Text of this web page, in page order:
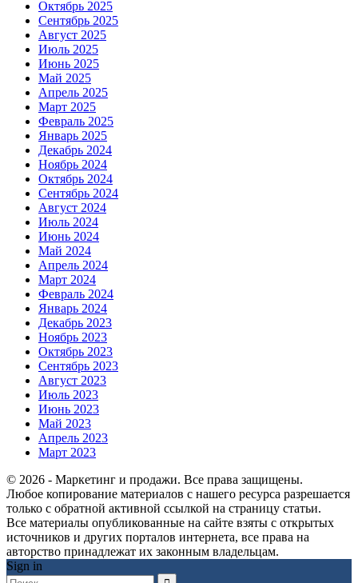
Октябрь 2025
Сентябрь 2025
Август 2025
Июль 2025
Июнь 2025
Май 2025
Апрель 2025
Март 2025
Февраль 2025
Январь 2025
Декабрь 2024
Ноябрь 2024
Октябрь 2024
Сентябрь 2024
Август 2024
Июль 2024
Июнь 2024
Май 2024
Апрель 2024
Март 2024
Февраль 2024
Январь 2024
Декабрь 2023
Ноябрь 2023
Октябрь 2023
Сентябрь 2023
Август 2023
Июль 2023
Июнь 2023
Май 2023
Апрель 2023
Март 2023
© 2026 - Маркетинг и продажи. Все права защищены.
Любое копирование материалов с нашего ресурса разрешается
только с обратной активной ссылкой на страницу статьи.
Все материалы опубликованные на сайте взяты с открытых
источников и других порталов интернета, все права на
авторство принадлежат их законным владельцам.
Sign in